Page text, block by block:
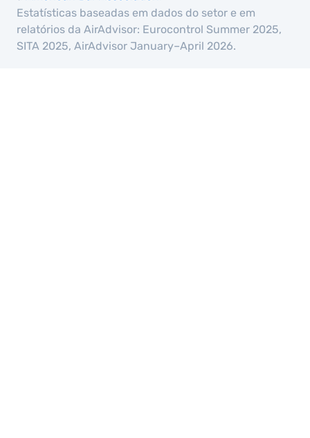
Estatísticas baseadas em dados do setor e em
relatórios da AirAdvisor: Eurocontrol Summer 2025,
SITA 2025, AirAdvisor January–April 2026.